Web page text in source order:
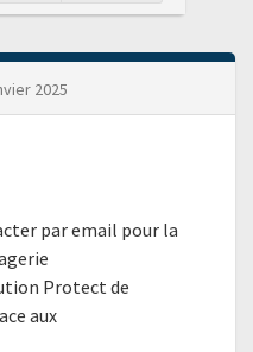
2025
par email pour la
Protect de
aux